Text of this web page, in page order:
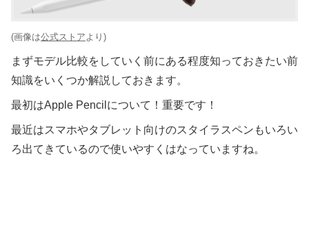
(画像は公式ストアより)
まずモデル比較をしていく前にある程度知っておきたい前
知識をいくつか解説しておきます。
最初はApple Pencilについて！重要です！
最近はスマホやタブレット向けのスタイラスペンもいろい
ろ出てきているので使いやすくはなっていますね。